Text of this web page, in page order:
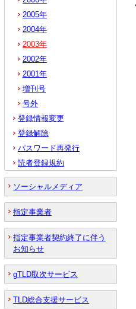
2005年
2004年
2003年
2002年
2001年
増刊号
号外
登録情報変更
登録解除
パスワード再発行
読者登録規約
ソーシャルメディア
指定事業者
指定事業者契約終了に伴う
お知らせ
gTLD取次サービス
TLD総合支援サービス